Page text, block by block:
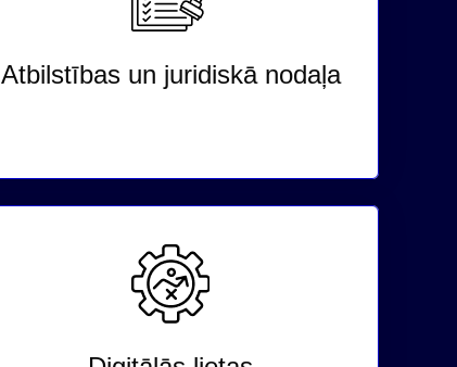
Atbilstības un juridiskā nodaļa